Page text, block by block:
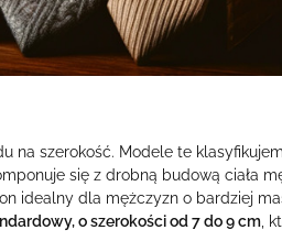
na szerokość. Modele te
się z drobną budową ciała
idealny dla mężczyzn o bardziej
o szerokości od 7 do 9 cm,